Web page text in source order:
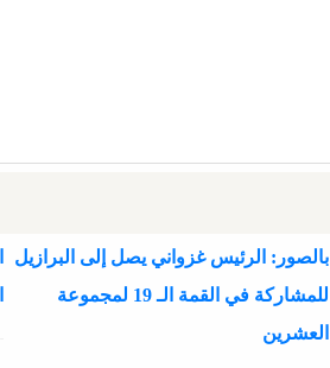
بالصور: الرئيس غزواني يصل إلى البرازيل
للمشاركة في القمة الـ 19 لمجموعة
العشرين